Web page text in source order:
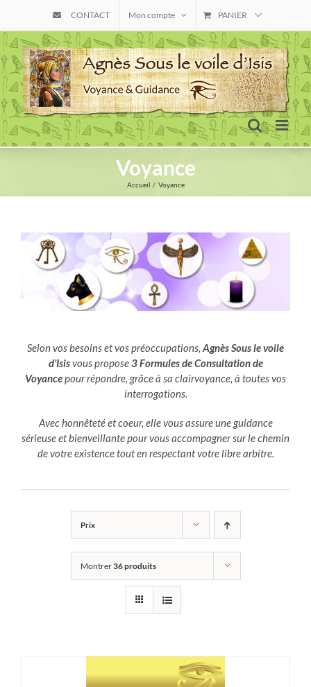
content
CONTACT Mon compte PANIER
Voyance
Accueil Voyance
Selon vos besoins et vos préoccupations, Agnès Sous le voile
d’Isisvous propose3 Formules de Consultation de
Voyancepour répondre, grâce à sa clairvoyance, à toutes vos
interrogations.
Avec honnêteté et coeur, elle vous assure une guidance
sérieuse et bienveillante pour vous accompagner sur le chemin
de votre existence tout en respectant votre libre arbitre.
Prix
Montrer36 produits